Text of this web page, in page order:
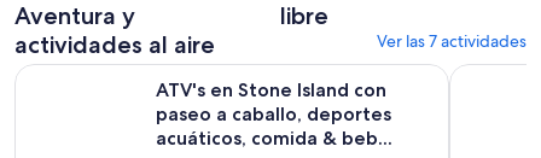
Aventura y
actividades al aire
libre
Ver las 7 actividades
ATV's en Stone Island con
paseo a caballo, deportes
acuáticos, comida & beb...
ATV's en Stone Island con paseo a caballo, deportesBeach